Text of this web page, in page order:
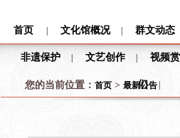
首页 文化馆概况 群文动态
非遗保护 文艺创作 视频
们
您的当前位置： 首页 > 最新公告